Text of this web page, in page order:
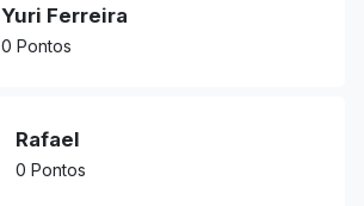
Yuri Ferreira
0 Pontos
Rafael
0 Pontos